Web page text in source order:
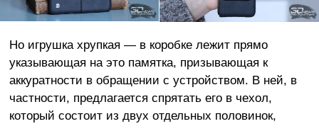
Но игрушка хрупкая — в коробке лежит прямо
указывающая на это памятка, призывающая к
аккуратности в обращении с устройством. В ней, в
частности, предлагается спрятать его в чехол,
который состоит из двух отдельных половинок,